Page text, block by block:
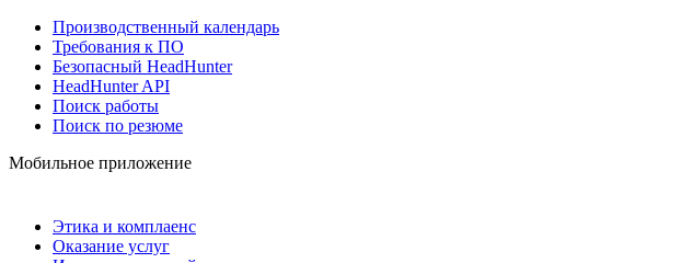
Производственный календарь
Требования к ПО
Безопасный HeadHunter
HeadHunter API
Поиск работы
Поиск по резюме
Мобильное приложение
Этика и комплаенс
Оказание услуг